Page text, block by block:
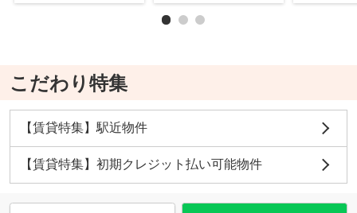
こだわり特集
【賃貸特集】駅近物件
【賃貸特集】初期クレジット払い可能物件